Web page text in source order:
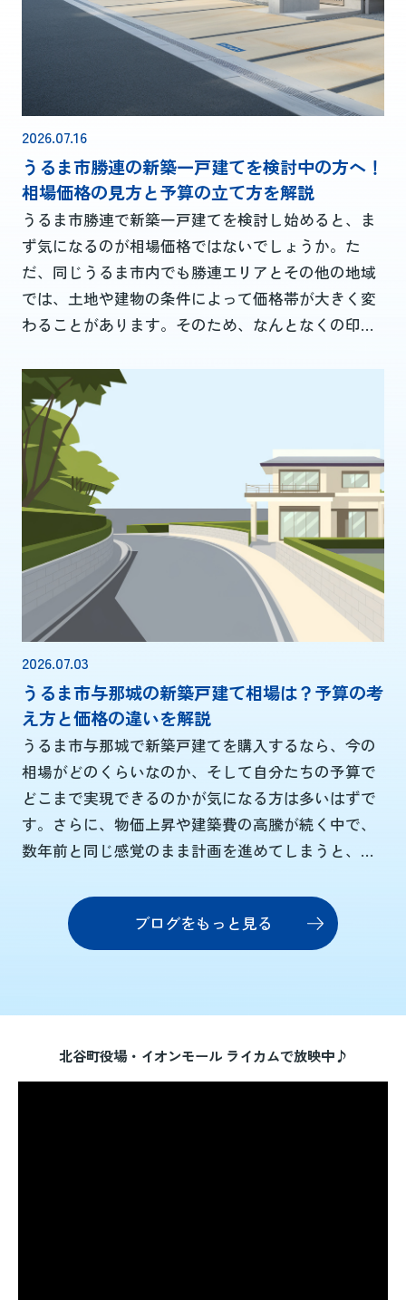
ている方も、予算やエリア選びの判断材料として、
2026.07.16
うるま市勝連の新築一戸建てを検討中の方へ！
相場価格の見方と予算の立て方を解説
うるま市勝連で新築一戸建てを検討し始めると、ま
ず気になるのが相場価格ではないでしょうか。た
だ、同じうるま市内でも勝連エリアとその他の地域
では、土地や建物の条件によって価格帯が大きく変
わることがあります。そのため、なんとなくの印象
ることが大切です。本記事では、新築一戸建ての総
額イメージのつかみ方から、価格差が生まれる具体
的な要因、さらに無理のない予算と住宅ローンの考
え方まで順を追って解説します。また、通勤や通
学、生活利便性、将来の資産性といった観点から、
うるま市勝連で後悔しない住まいを選ぶためのチェ
ックポイントも整理します。これから購入を検討さ
れる方...
2026.07.03
うるま市与那城の新築戸建て相場は？予算の考
え方と価格の違いを解説
うるま市与那城で新築戸建てを購入するなら、今の
相場がどのくらいなのか、そして自分たちの予算で
どこまで実現できるのかが気になる方は多いはずで
す。さらに、物価上昇や建築費の高騰が続く中で、
数年前と同じ感覚のまま計画を進めてしまうと、想
す。そこで本記事では、与那城の新築戸建て相場の
目安や、土地代・建物価格・諸費用を含めた総予算
の考え方を分かりやすく整理します。あわせて、年
おきたい情報を一つずつ解説していきます。与那城
で...
ブログをもっと見る
北谷町役場・イオンモール ライカムで放映中♪